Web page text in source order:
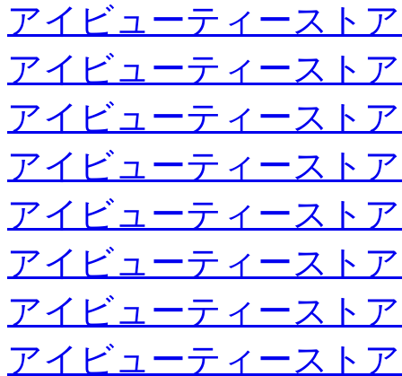
アイビューティースト
アイビューティースト
アイビューティースト
アイビューティースト
アイビューティースト
アイビューティースト
アイビューティースト
アイビューティースト